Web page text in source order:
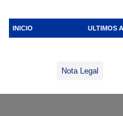
INICIO ULTIMOS
Nota Legal